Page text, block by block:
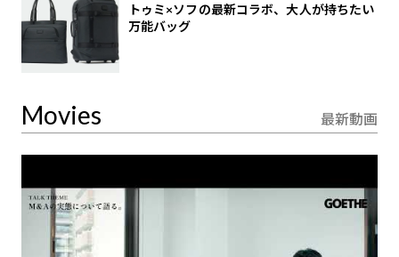
トゥミ×ソフの最新コラボ、大人が持ちたい
万能バッグ
Movies 最新動画